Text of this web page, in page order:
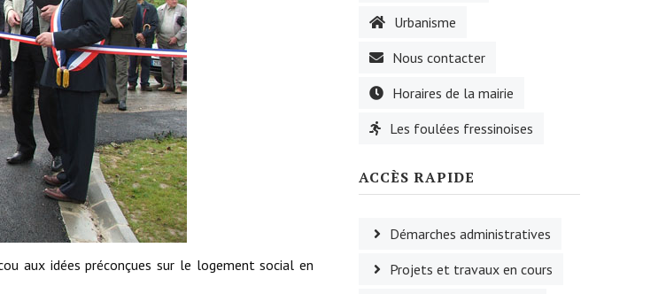
aux idées préconçues sur le logement social en
Urbanisme
Nous contacter
Horaires de la mairie
Les foulées fressinoises
ACCÈS RAPIDE
Démarches administratives
Projets et travaux en cours